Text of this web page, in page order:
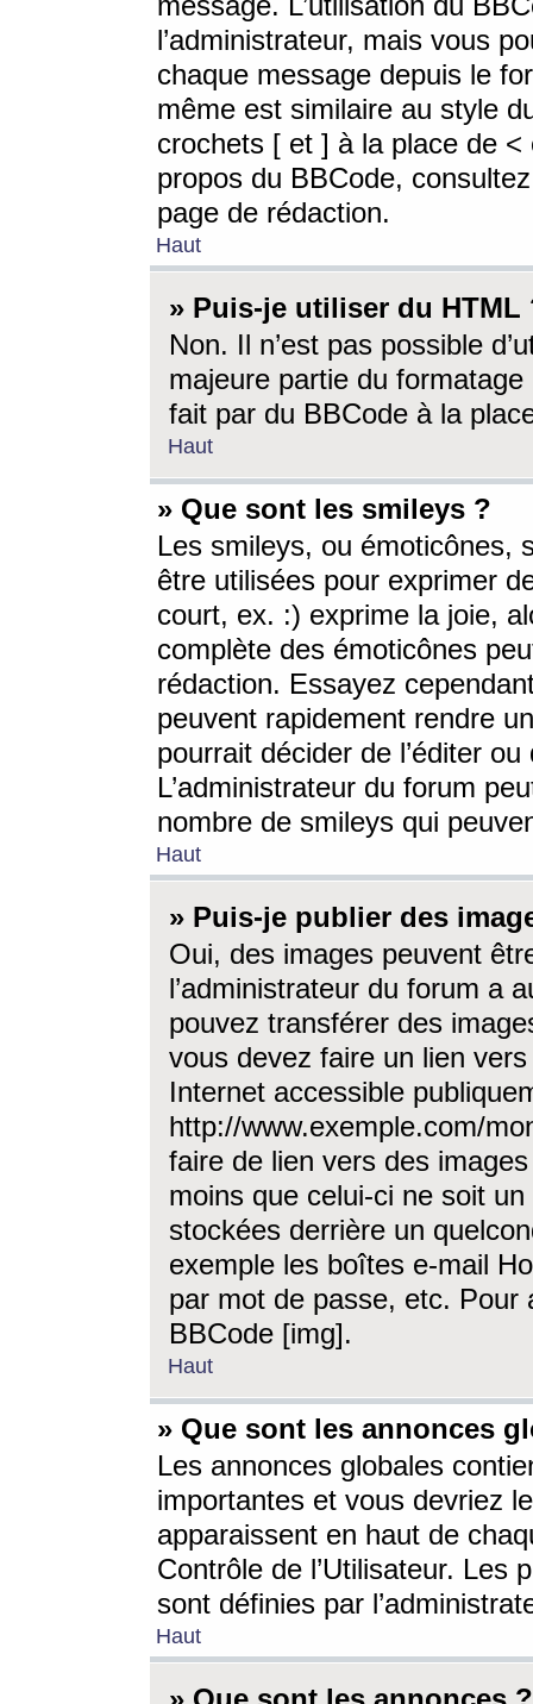
l’administrateur, mais vous
chaque message depuis le
même est similaire au style
crochets [ et ] à la place de <
propos du BBCode,
page de rédaction.
Haut
» Puis-je utiliser du HTML
Non. Il n’est pas possible
majeure partie du
fait par du BBCode à la
Haut
» Que sont les smileys ?
Les smileys, ou émoticônes,
être utilisées pour exprimer
court, ex. :) exprime la joie,
complète des émoticônes
rédaction. Essayez
peuvent rapidement rendre
pourrait décider de l’éditer
L’administrateur du forum
nombre de smileys qui
Haut
» Puis-je publier des
Oui, des images peuvent
l’administrateur du forum a
pouvez transférer des
vous devez faire un lien
Internet accessible
http://www.exemple.com/
faire de lien vers des
moins que celui-ci ne soit
stockées derrière un
exemple les boîtes e-mail
par mot de passe, etc. Pour
BBCode [img].
Haut
» Que sont les annonces
Les annonces globales
importantes et vous devriez
apparaissent en haut de
Contrôle de l’Utilisateur. Les
sont définies par
Haut